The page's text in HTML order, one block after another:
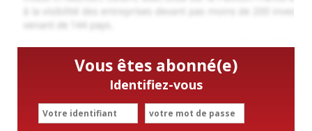
Vous êtes abonné(e)
Identifiez-vous